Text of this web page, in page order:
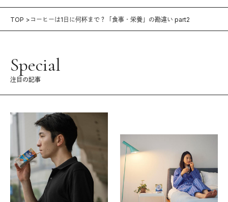
TOP コーヒーは1日に何杯まで？「食事・栄養」の勘違い part2
Special
注目の記事